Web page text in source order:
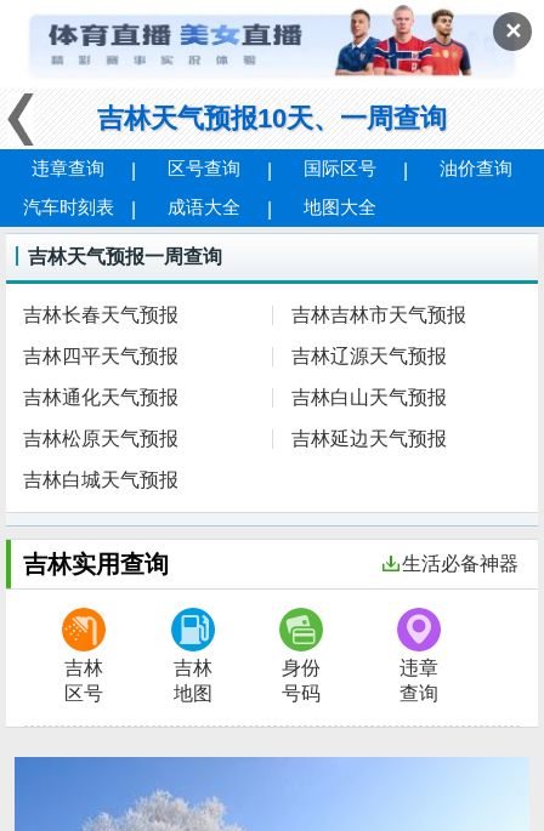
✕
吉林天气预报10天、一周查询
违章查询 区号查询 国际区号
油价查询
汽车时刻表
成语大全 地图大全
吉林天气预报一周查询
吉林长春天气预报
吉林吉林市天气预报
吉林四平天气预报
吉林辽源天气预报
吉林通化天气预报
吉林白山天气预报
吉林松原天气预报
吉林延边天气预报
吉林白城天气预报
吉林实用查询 生活必备神器
吉林
区号
吉林
地图
身份
号码
违章
查询